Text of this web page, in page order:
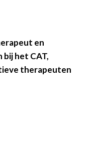
en
het CAT,
therapeuten